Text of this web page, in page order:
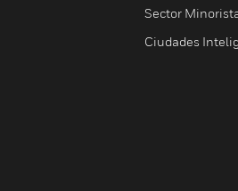
Sector
Ciudades